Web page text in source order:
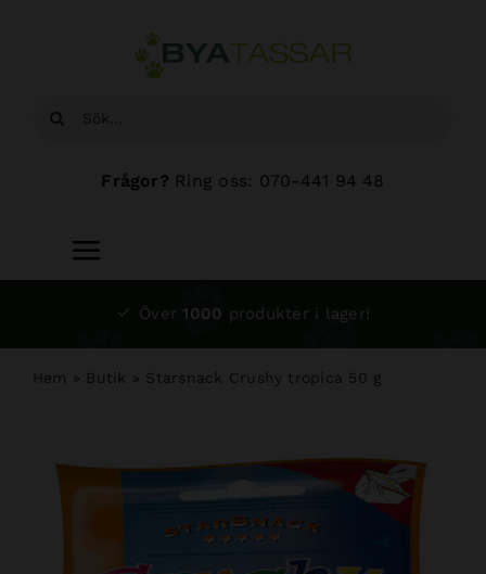
Sök
Frågor? Ring oss: 070-441 94 48
Toggle
Navigation
Om oss
Över 1000 produkter i lager!
Hem » Butik » Starsnack Crushy tropica 50 g